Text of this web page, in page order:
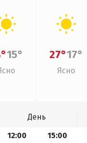
15° 27°17°
Ясно
День
12:00 15:00